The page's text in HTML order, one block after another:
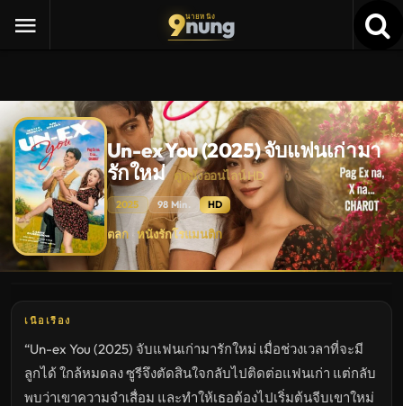
9นายหนัง
nung
Un-ex You (2025) จับแฟนเก่ามา
รักใหม่ ดูหนังออนไลน์ HD
2025 98 Min. HD
Un-
ex
You
(2025)
เก่า
ใหม่
ดู
หนัง
ใหม่
พากย์
ตลก หนังรักโรแมนติก
เนื้อเรื่อง
“Un-ex You (2025) จับแฟนเก่ามารักใหม่ เมื่อช่วงเวลาที่จะมี
ลูกได้ ใกล้หมดลง ซูรีจึงตัดสินใจกลับไปติดต่อแฟนเก่า แต่กลับ
พบว่าเขาความจำเสื่อม และทำให้เธอต้องไปเริ่มต้นจีบเขาใหม่